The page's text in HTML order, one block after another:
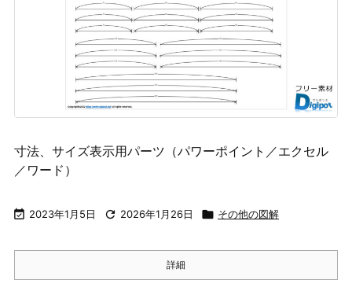
寸法、サイズ表示用パーツ（パワーポイント／エクセル
／ワード）
 2023年1月5日  2026年1月26日  その他の図解
詳細